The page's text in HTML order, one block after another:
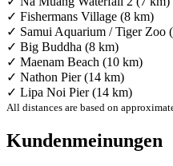
✓ Fishermans Village (8 km)
✓ Samui Aquarium / Tiger Zoo
✓ Big Buddha (8 km)
✓ Maenam Beach (10 km)
✓ Nathon Pier (14 km)
✓ Lipa Noi Pier (14 km)
All distances are based on
Kundenmeinungen